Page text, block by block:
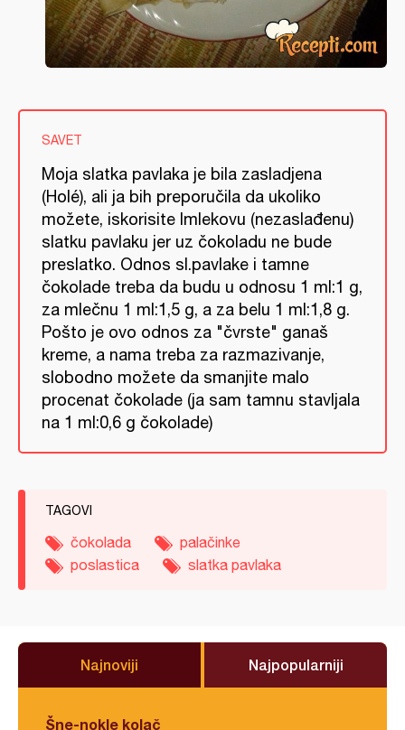
SAVET
Moja slatka pavlaka je bila zasladjena
(Holé), ali ja bih preporučila da ukoliko
možete, iskorisite Imlekovu (nezaslađenu)
slatku pavlaku jer uz čokoladu ne bude
preslatko. Odnos sl.pavlake i tamne
čokolade treba da budu u odnosu 1 ml:1 g,
za mlečnu 1 ml:1,5 g, a za belu 1 ml:1,8 g.
Pošto je ovo odnos za "čvrste" ganaš
kreme, a nama treba za razmazivanje,
slobodno možete da smanjite malo
procenat čokolade (ja sam tamnu stavljala
na 1 ml:0,6 g čokolade)
TAGOVI
čokolada
palačinke
poslastica
slatka pavlaka
Najnoviji Najpopularniji
Šne-nokle kolač